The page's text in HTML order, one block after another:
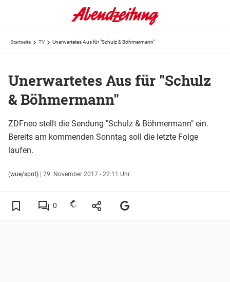
Startseite TV Unerwartetes Aus für "Schulz & Böhmermann"
Unerwartetes Aus für "Schulz
& Böhmermann"
ZDFneo stellt die Sendung "Schulz & Böhmermann" ein.
Bereits am kommenden Sonntag soll die letzte Folge
laufen.
(wue/spot) | 29. November 2017 - 22:11 Uhr
0